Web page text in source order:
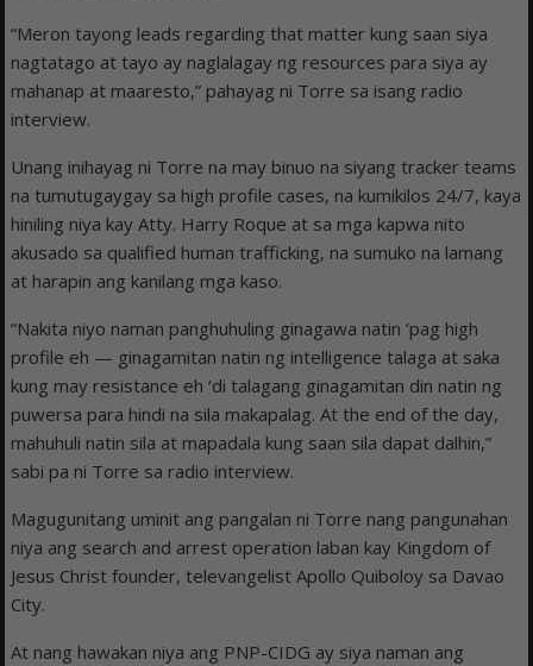
“Meron tayong leads regarding that matter kung saan siya
nagtatago at tayo ay naglalagay ng resources para siya ay
mahanap at maaresto,” pahayag ni Torre sa isang radio
interview.
Unang inihayag ni Torre na may binuo na siyang tracker teams
na tumutugaygay sa high profile cases, na kumikilos 24/7, kaya
hiniling niya kay Atty. Harry Roque at sa mga kapwa nito
akusado sa qualified human trafficking, na sumuko na lamang
at harapin ang kanilang mga kaso.
“Nakita niyo naman panghuhuling ginagawa natin ‘pag high
profile eh — ginagamitan natin ng intelligence talaga at saka
kung may resistance eh ‘di talagang ginagamitan din natin ng
puwersa para hindi na sila makapalag. At the end of the day,
mahuhuli natin sila at mapadala kung saan sila dapat dalhin,”
sabi pa ni Torre sa radio interview.
Magugunitang uminit ang pangalan ni Torre nang pangunahan
niya ang search and arrest operation laban kay Kingdom of
Jesus Christ founder, televangelist Apollo Quiboloy sa Davao
City.
At nang hawakan niya ang PNP-CIDG ay siya naman ang